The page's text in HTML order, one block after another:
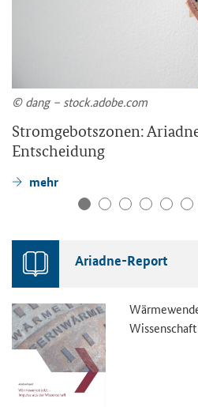
© dang – stock.adobe.com
Stromgebotszonen:
Entscheidung
mehr
Ariadne-Report
Wissenschaft